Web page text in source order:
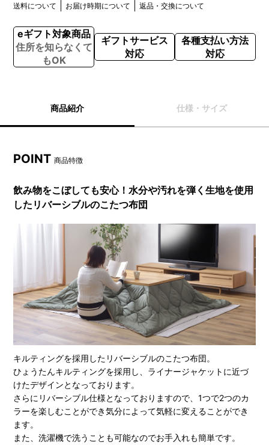
送料について お届け時期について 返品・交換について
eギフト対象商品
住所を知らなくて
もOK
ギフトサービス
対応
各種支払い方法
対応
商品紹介 仕様・サイズ
POINT商品特徴
飲み物をこぼしても安心！水分や汚れを弾く生地を使用
したリバーシブルのこたつ布団
キルティングを採用したリバーシブルのこたつ布団。
ひょうたんキルティングを採用し、ライナージャケットに近づ
けたデザインとなっております。
さらにリバーシブル仕様となっておりますので、1つで2つのカ
ラーを楽しむことができ気分によって気軽に変えることができ
ます。
また、洗濯機で洗うことも可能なのでお手入れも簡単です。